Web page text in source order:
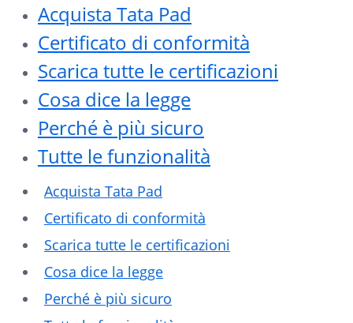
Acquista Tata Pad
Certificato di conformità
Scarica tutte le certificazioni
Cosa dice la legge
Perché è più sicuro
Tutte le funzionalità
Acquista Tata Pad
Certificato di conformità
Scarica tutte le certificazioni
Cosa dice la legge
Perché è più sicuro